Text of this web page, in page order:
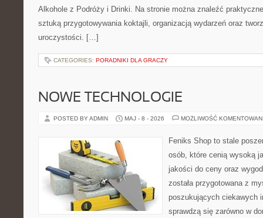
Alkohole z Podróży i Drinki. Na stronie można znaleźć
sztuką przygotowywania koktajli, organizacją wydarzeń oraz
uroczystości. […]
CATEGORIES: PORADNIKI DLA GRACZY
NOWE TECHNOLOGIE
POSTED BY ADMIN MAJ - 8 - 2026 MOŻLIWOŚĆ
Feniks Shop to stale
osób, które cenią wysoką
jakości do ceny oraz
została przygotowana z
poszukujących ciekawych
sprawdzą się zarówno w